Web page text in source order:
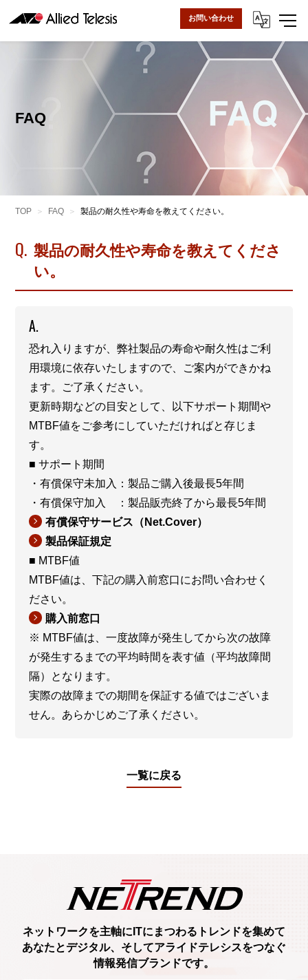
お問い合わせ
FAQ
TOP FAQ 製品の耐久性や寿命を教えてください。
Q. 製品の耐久性や寿命を教えてくださ
い。
A.
恐れ入りますが、弊社製品の寿命や耐久性はご利
用環境に依存いたしますので、ご案内ができかね
ます。ご了承ください。
更新時期などの目安として、以下サポート期間や
MTBF値をご参考にしていただければと存じま
す。
■ サポート期間
・有償保守未加入：製品ご購入後最長5年間
・有償保守加入 ：製品販売終了から最長5年間
有償保守サービス（Net.Cover）
製品保証規定
■ MTBF値
MTBF値は、下記の購入前窓口にお問い合わせく
ださい。
購入前窓口
※ MTBF値は、一度故障が発生してから次の故障
が発生するまでの平均時間を表す値（平均故障間
隔）となります。
実際の故障までの期間を保証する値ではございま
せん。あらかじめご了承ください。
一覧に戻る
ネットワークを主軸に ITにまつわるトレンドを集めて
あなたとデジタル、 そしてアライドテレシスをつなぐ
情報発信ブランドです。